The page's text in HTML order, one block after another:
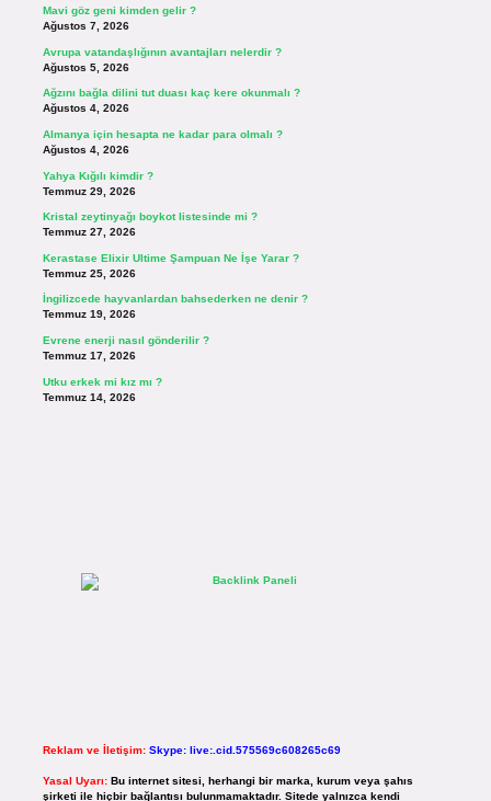
Mavi göz geni kimden gelir ?
Ağustos 7, 2026
Avrupa vatandaşlığının avantajları nelerdir ?
Ağustos 5, 2026
Ağzını bağla dilini tut duası kaç kere okunmalı ?
Ağustos 4, 2026
Almanya için hesapta ne kadar para olmalı ?
Ağustos 4, 2026
Yahya Kığılı kimdir ?
Temmuz 29, 2026
Kristal zeytinyağı boykot listesinde mi ?
Temmuz 27, 2026
Kerastase Elixir Ultime Şampuan Ne İşe Yarar ?
Temmuz 25, 2026
İngilizcede hayvanlardan bahsederken ne denir ?
Temmuz 19, 2026
Evrene enerji nasıl gönderilir ?
Temmuz 17, 2026
Utku erkek mi kız mı ?
Temmuz 14, 2026
Reklam ve İletişim: Skype: live:.cid.575569c608265c69
Yasal Uyarı: Bu internet sitesi, herhangi bir marka, kurum veya şahıs
şirketi ile hiçbir bağlantısı bulunmamaktadır. Sitede yalnızca kendi